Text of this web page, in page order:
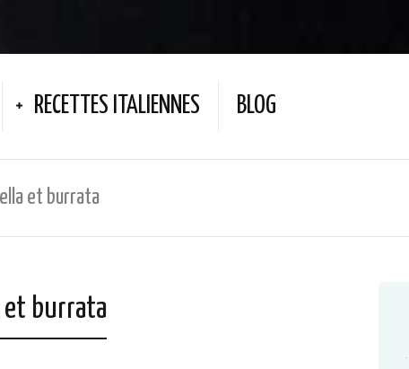
RECETTES ITALIENNES BLOG
et burrata
et burrata